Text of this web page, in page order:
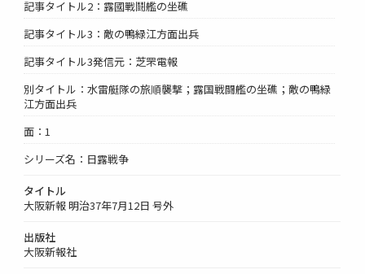
記事タイトル2：露國戰鬪艦の坐礁
記事タイトル3：敵の鴨緑江方面出兵
記事タイトル3発信元：芝罘電報
別タイトル：水雷艇隊の旅順襲撃；露国戦闘艦の坐礁；敵の鴨緑
江方面出兵
面：1
シリーズ名：日露戦争
タイトル
大阪新報 明治37年7月12日 号外
出版社
大阪新報社